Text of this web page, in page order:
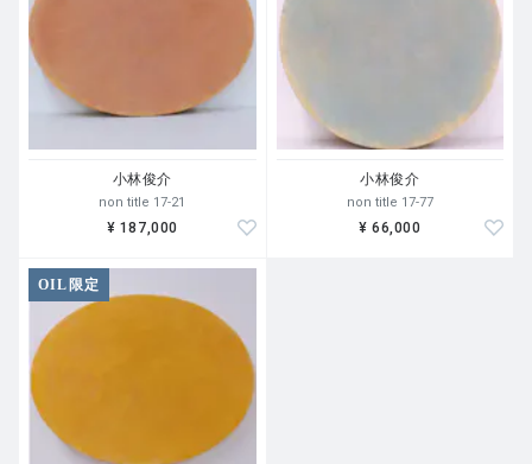
小林俊介
non title 17-21
¥ 187,000
小林俊介
non title 17-77
¥ 66,000
OIL限定